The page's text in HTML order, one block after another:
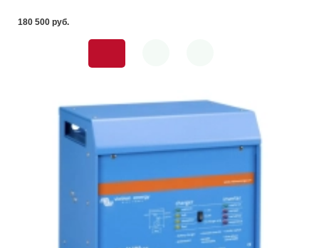
180 500 pуб.